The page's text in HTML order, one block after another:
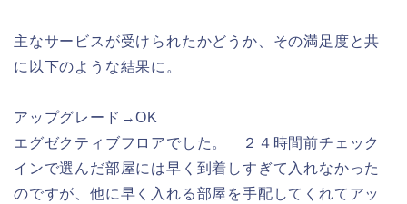
主なサービスが受けられたかどうか、その満足度と共
に以下のような結果に。
アップグレード→OK
エグゼクティブフロアでした。 ２４時間前チェック
インで選んだ部屋には早く到着しすぎて入れなかった
のですが、他に早く入れる部屋を手配してくれてアッ